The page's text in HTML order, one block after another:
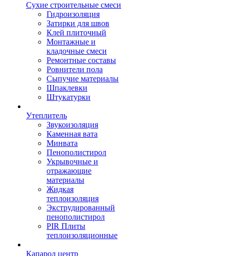
Сухие строительные смеси
Гидроизоляция
Затирки для швов
Клей плиточный
Монтажные и
кладочные смеси
Ремонтные составы
Ровнители пола
Сыпучие материалы
Шпаклевки
Штукатурки
Утеплитель
Звукоизоляция
Каменная вата
Минвата
Пенополистирол
Укрывочные и
отражающие
материалы
Жидкая
теплоизоляция
Экструдированный
пенополистирол
PIR Плиты
теплоизоляционные
Капарол центр